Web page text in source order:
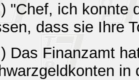
"Chef, ich konnte
dass sie Ihre
Das Finanzamt
in